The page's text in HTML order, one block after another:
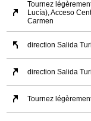
Tournez
Lucía), Acceso
Carmen
direction Salida
direction Salida
Tournez